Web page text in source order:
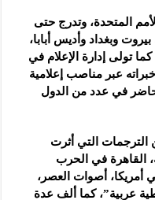
المتحدة، وتدرج حتى
وبغداد وأديس أبابا،
تولى إدارة الإعلام في
عبر مناصب إعلامية
في عدد من الدول
الترجمات التي أثرت
القاهرة في الحرب
أمريكا، أصوات العصر،
عربية”، كما ألف عدة